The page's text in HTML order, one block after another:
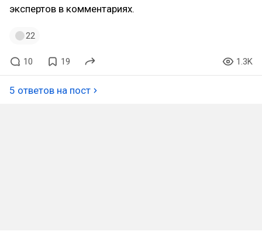
экспертов в комментариях.
22
10 19 1.3K
5 ответов на пост